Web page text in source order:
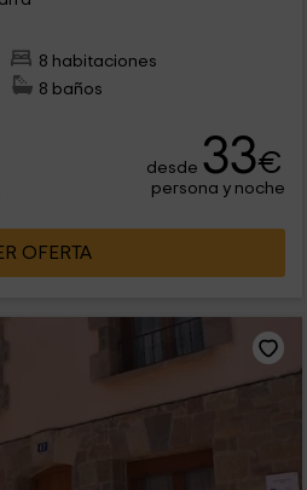
8 habitaciones
8 baños
desde 33€
persona y noche
OFERTA